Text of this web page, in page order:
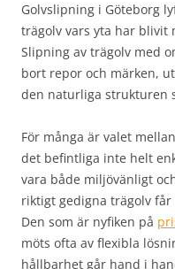
Golvslipning i Göteborg
trägolv vars yta har blivit
Slipning av trägolv med
bort repor och märken,
den naturliga strukturen
För många är valet
det befintliga inte helt
vara både miljövänligt
riktigt gedigna trägolv
Den som är nyfiken på
möts ofta av flexibla
hållbarhet går hand i